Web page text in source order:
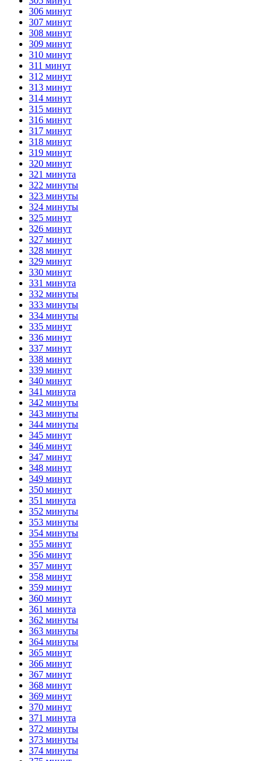
306 минут
307 минут
308 минут
309 минут
310 минут
311 минут
312 минут
313 минут
314 минут
315 минут
316 минут
317 минут
318 минут
319 минут
320 минут
321 минута
322 минуты
323 минуты
324 минуты
325 минут
326 минут
327 минут
328 минут
329 минут
330 минут
331 минута
332 минуты
333 минуты
334 минуты
335 минут
336 минут
337 минут
338 минут
339 минут
340 минут
341 минута
342 минуты
343 минуты
344 минуты
345 минут
346 минут
347 минут
348 минут
349 минут
350 минут
351 минута
352 минуты
353 минуты
354 минуты
355 минут
356 минут
357 минут
358 минут
359 минут
360 минут
361 минута
362 минуты
363 минуты
364 минуты
365 минут
366 минут
367 минут
368 минут
369 минут
370 минут
371 минута
372 минуты
373 минуты
374 минуты